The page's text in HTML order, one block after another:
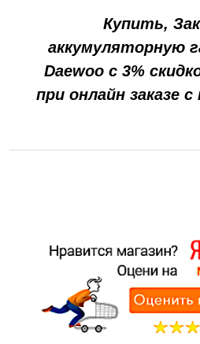
Купить,
аккумуляторную
Daewoo с 3%
при онлайн заказе